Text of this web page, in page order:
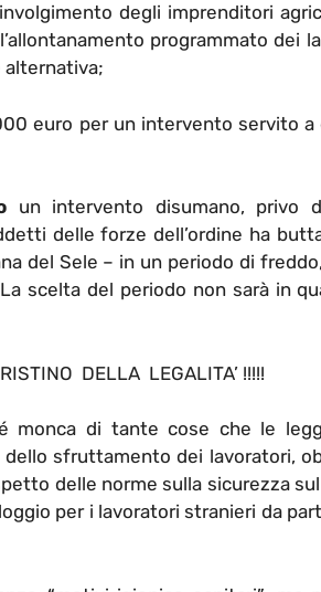
degli imprenditori
programmato dei
alternativa;
euro per un intervento servito a
un intervento disumano, privo
delle forze dell’ordine ha
del Sele – in un periodo di
scelta del periodo non sarà in
DELLA LEGALITA’ !!!!!
monca di tante cose che le
sfruttamento dei lavoratori,
delle norme sulla sicurezza
per i lavoratori stranieri da